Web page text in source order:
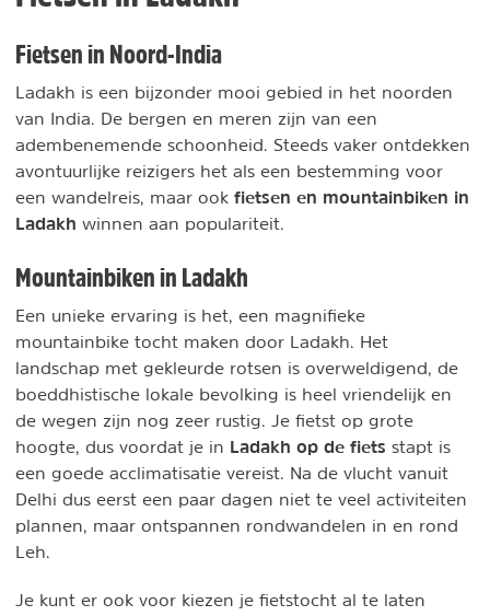
Fietsen in Noord-India
Ladakh is een bijzonder mooi gebied in het noorden
van India. De bergen en meren zijn van een
adembenemende schoonheid. Steeds vaker ontdekken
avontuurlijke reizigers het als een bestemming voor
een wandelreis, maar ook fietsen en mountainbiken in
Ladakh winnen aan populariteit.
Mountainbiken in Ladakh
Een unieke ervaring is het, een magnifieke
mountainbike tocht maken door Ladakh. Het
landschap met gekleurde rotsen is overweldigend, de
boeddhistische lokale bevolking is heel vriendelijk en
de wegen zijn nog zeer rustig. Je fietst op grote
hoogte, dus voordat je in Ladakh op de fiets stapt is
een goede acclimatisatie vereist. Na de vlucht vanuit
Delhi dus eerst een paar dagen niet te veel activiteiten
plannen, maar ontspannen rondwandelen in en rond
Leh.
Je kunt er ook voor kiezen je fietstocht al te laten